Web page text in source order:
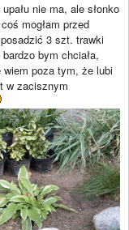
nie ma, ale słonko
mogłam przed
3 szt. trawki
bardzo bym chciała,
wiem poza tym, że lubi
w zacisznym